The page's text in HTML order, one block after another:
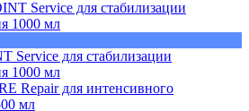
Service для стабилизации
1000 мл